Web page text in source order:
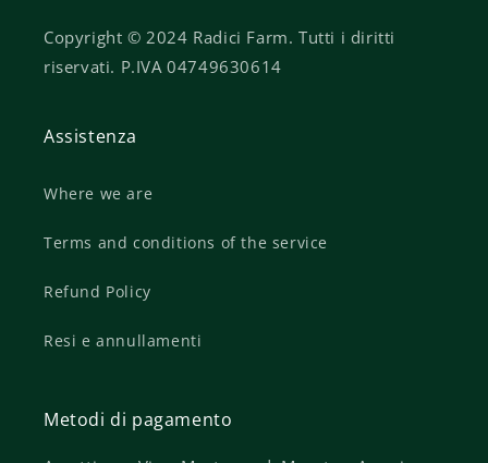
Copyright © 2024 Radici Farm. Tutti i diritti
riservati. P.IVA 04749630614
Assistenza
Where we are
Terms and conditions of the service
Refund Policy
Resi e annullamenti
Metodi di pagamento